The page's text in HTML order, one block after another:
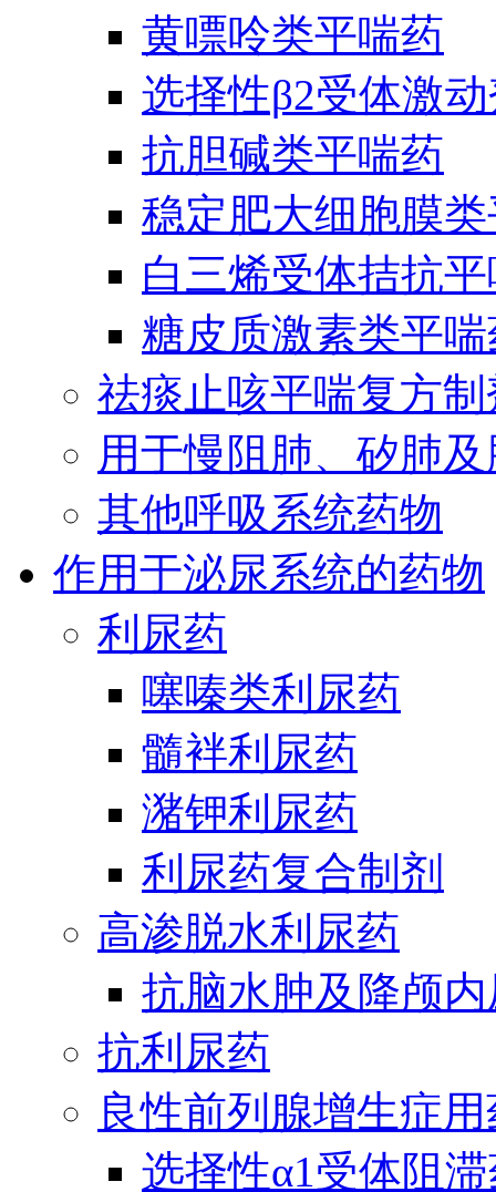
黄嘌呤类平喘药
选择性β2受体激
抗胆碱类平喘药
稳定肥大细胞膜
白三烯受体拮抗
糖皮质激素类平
祛痰止咳平喘复方制
用于慢阻肺、矽肺
其他呼吸系统药物
作用于泌尿系统的药物
利尿药
噻嗪类利尿药
髓袢利尿药
潴钾利尿药
利尿药复合制剂
高渗脱水利尿药
抗脑水肿及降颅
抗利尿药
良性前列腺增生症
选择性α1受体阻